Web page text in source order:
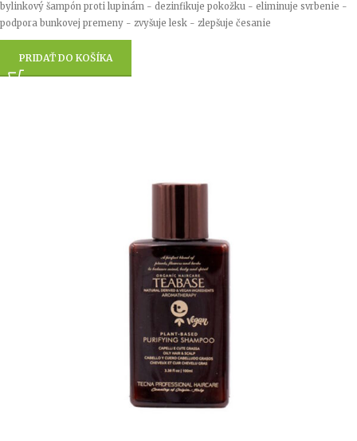
bylinkový šampón proti lupinám - dezinfikuje pokožku - eliminuje svrbenie -
podpora bunkovej premeny - zvyšuje lesk - zlepšuje česanie
PRIDAŤ DO KOŠÍKA